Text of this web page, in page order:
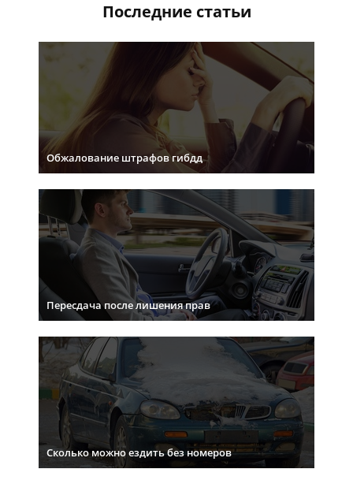
Последние статьи
Обжалование штрафов гибдд
Пересдача после лишения прав
Сколько можно ездить без номеров